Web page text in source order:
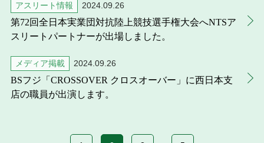
2024.09.26
アスリート情報
第72回全日本実業団対抗陸上競技選手権大会へNTSア
スリートパートナーが出場しました。
2024.09.26
メディア掲載
BSフジ「CROSSOVER クロスオーバー」に西日本支
店の職員が出演します。